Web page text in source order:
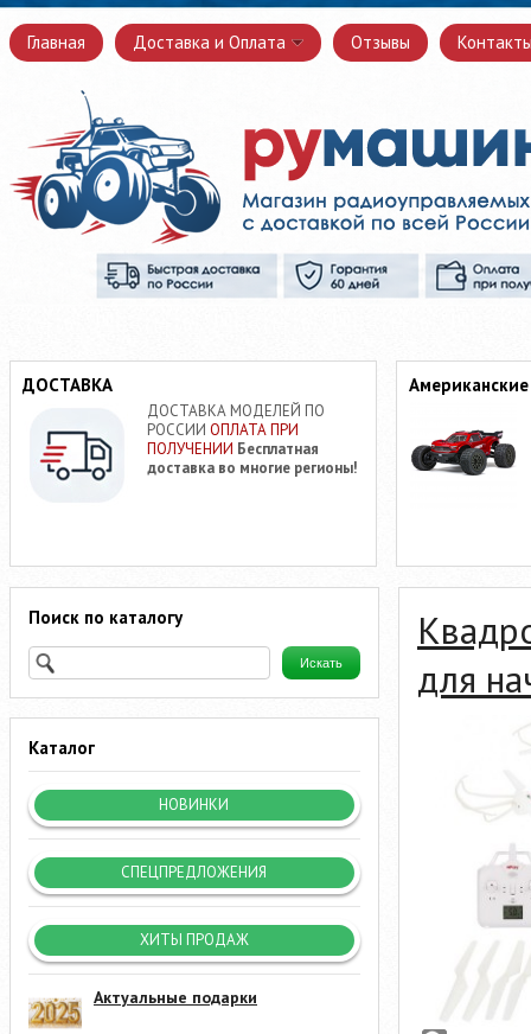
Главная Доставка и Оплата Отзывы
ДОСТАВКА
ДОСТАВКА МОДЕЛЕЙ ПО
РОССИИ ОПЛАТА ПРИ
ПОЛУЧЕНИИ Бесплатная
доставка во многие регионы!
Поиск по каталогу
Каталог
НОВИНКИ
СПЕЦПРЕДЛОЖЕНИЯ
ХИТЫ ПРОДАЖ
Актуальные подарки
для